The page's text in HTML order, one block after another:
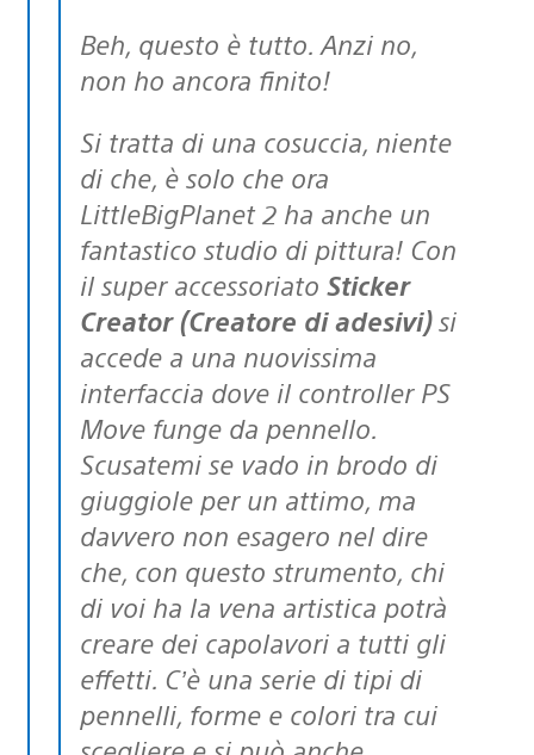
Beh, questo è tutto. Anzi no,
non ho ancora finito!
Si tratta di una cosuccia, niente
di che, è solo che ora
LittleBigPlanet 2 ha anche un
fantastico studio di pittura! Con
il super accessoriato Sticker
Creator (Creatore di adesivi)si
accede a una nuovissima
interfaccia dove il controller PS
Move funge da pennello.
Scusatemi se vado in brodo di
giuggiole per un attimo, ma
davvero non esagero nel dire
che, con questo strumento, chi
di voi ha la vena artistica potrà
creare dei capolavori a tutti gli
effetti. C’è una serie di tipi di
pennelli, forme e colori tra cui